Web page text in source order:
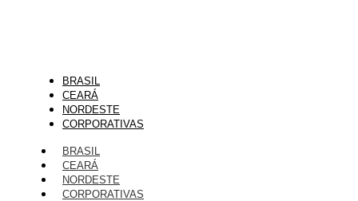
BRASIL
CEARÁ
NORDESTE
CORPORATIVAS
BRASIL
CEARÁ
NORDESTE
CORPORATIVAS